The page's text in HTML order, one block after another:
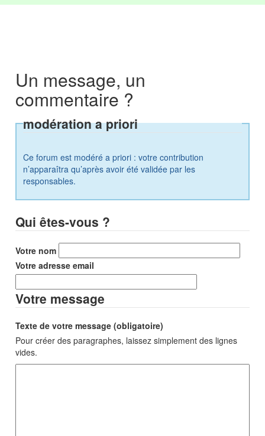
Un message, un
commentaire ?
modération a priori
Ce forum est modéré a priori : votre contribution
n’apparaîtra qu’après avoir été validée par les
responsables.
Qui êtes-vous ?
Votre nom
Votre adresse email
Votre message
Texte de votre message (obligatoire)
Pour créer des paragraphes, laissez simplement des lignes
vides.